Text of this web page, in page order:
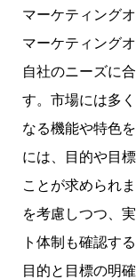
マーケティング
マーケティング
自社のニーズに
す。市場には多
なる機能や特色
には、目的や目
ことが求められ
を考慮しつつ、
ト体制も確認す
目的と目標の明